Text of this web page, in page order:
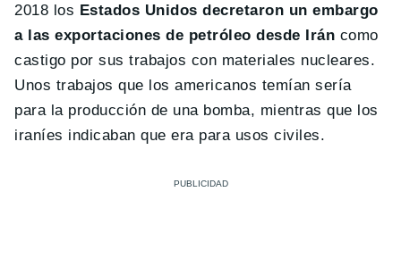
2018 los Estados Unidos decretaron un embargo
a las exportaciones de petróleo desde Irán como
castigo por sus trabajos con materiales nucleares.
Unos trabajos que los americanos temían sería
para la producción de una bomba, mientras que los
iraníes indicaban que era para usos civiles.